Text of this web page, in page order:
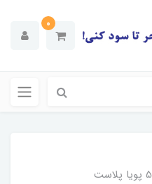
0